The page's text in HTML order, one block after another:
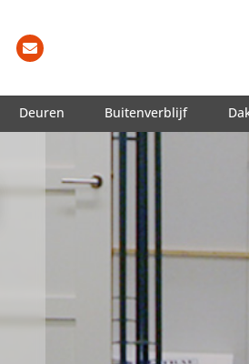
Deuren Buitenverblijf